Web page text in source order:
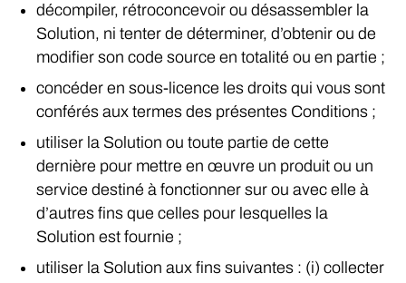
décompiler, rétroconcevoir ou désassembler la
Solution, ni tenter de déterminer, d’obtenir ou de
modifier son code source en totalité ou en partie ;
concéder en sous-licence les droits qui vous sont
conférés aux termes des présentes Conditions ;
utiliser la Solution ou toute partie de cette
dernière pour mettre en œuvre un produit ou un
service destiné à fonctionner sur ou avec elle à
d’autres fins que celles pour lesquelles la
Solution est fournie ;
utiliser la Solution aux fins suivantes : (i) collecter